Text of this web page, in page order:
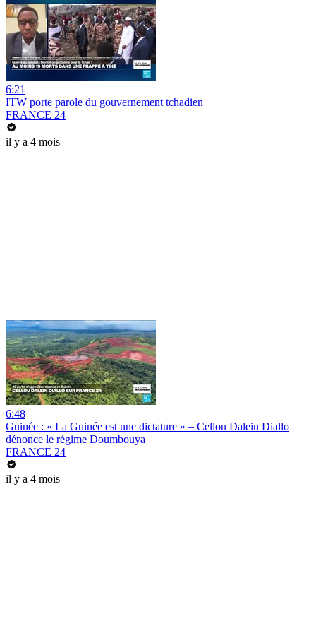
6:21
ITW porte parole du gouvernement tchadien
FRANCE 24
il y a 4 mois
6:48
Guinée : « La Guinée est une dictature » – Cellou Dalein Diallo
dénonce le régime Doumbouya
FRANCE 24
il y a 4 mois